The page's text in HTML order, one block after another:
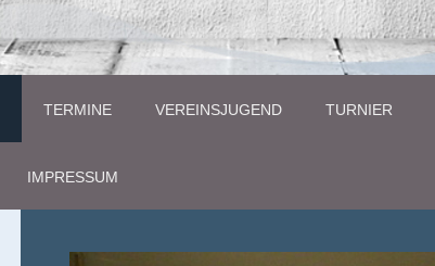
TERMINE VEREINSJUGEND TURNIER
IMPRESSUM